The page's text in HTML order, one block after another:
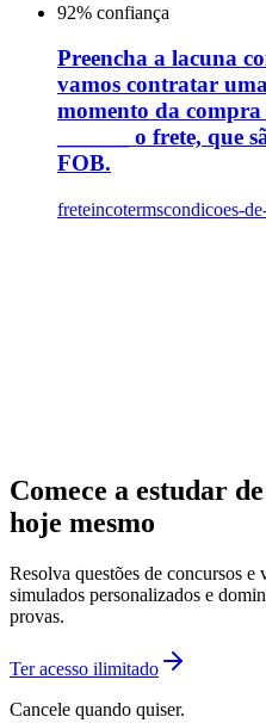
92% confiança
Preencha a lacuna
vamos contratar
momento da compra
______ o frete, que
FOB.
freteincotermscondicoes-
Comece a estudar
hoje mesmo
Resolva questões de concursos
simulados personalizados e
provas.
Ter acesso ilimitado
Cancele quando quiser.